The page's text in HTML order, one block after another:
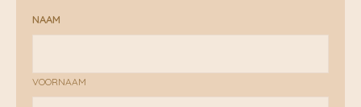
NAAM
VOORNAAM